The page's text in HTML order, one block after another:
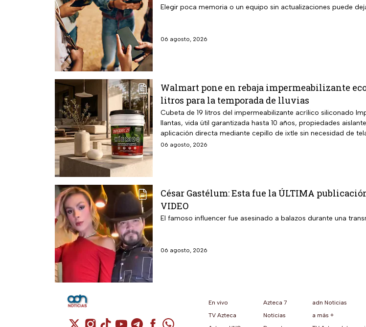
Elegir poca memoria o un equipo sin actualizaciones puede
06 agosto, 2026
Walmart pone en rebaja impermeabilizante
litros para la temporada de lluvias
Cubeta de 19 litros del impermeabilizante acrílico siliconado
llantas, vida útil garantizada hasta 10 años, propiedades
aplicación directa mediante cepillo de ixtle sin necesidad de
06 agosto, 2026
César Gastélum: Esta fue la ÚLTIMA
VIDEO
El famoso influencer fue asesinado a balazos durante una
06 agosto, 2026
Cuenta de X / Twitter (se abre en una nueva pestaña)
Cuenta de Instagram (se abre en una nueva pestaña)
Cuenta de TikTok (se abre en una nueva pestaña)
Cuenta de YouTube (se abre en una nueva pestaña)
Cuenta de Telegram (se abre en una nueva pestaña)
Cuenta de Facebook (se abre en una nueva pestaña)
Cuenta de WhatsApp (se abre en una nueva pestaña)
En vivo
TV Azteca
Azteca 7
Noticias
adn Noticias
a más +